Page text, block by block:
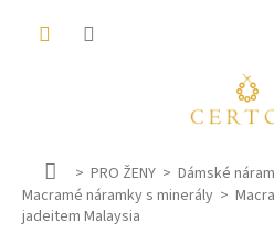
D
o
m
PRO ŽENY Dámské
Macramé náramky s minerály
jadeitem Malaysia